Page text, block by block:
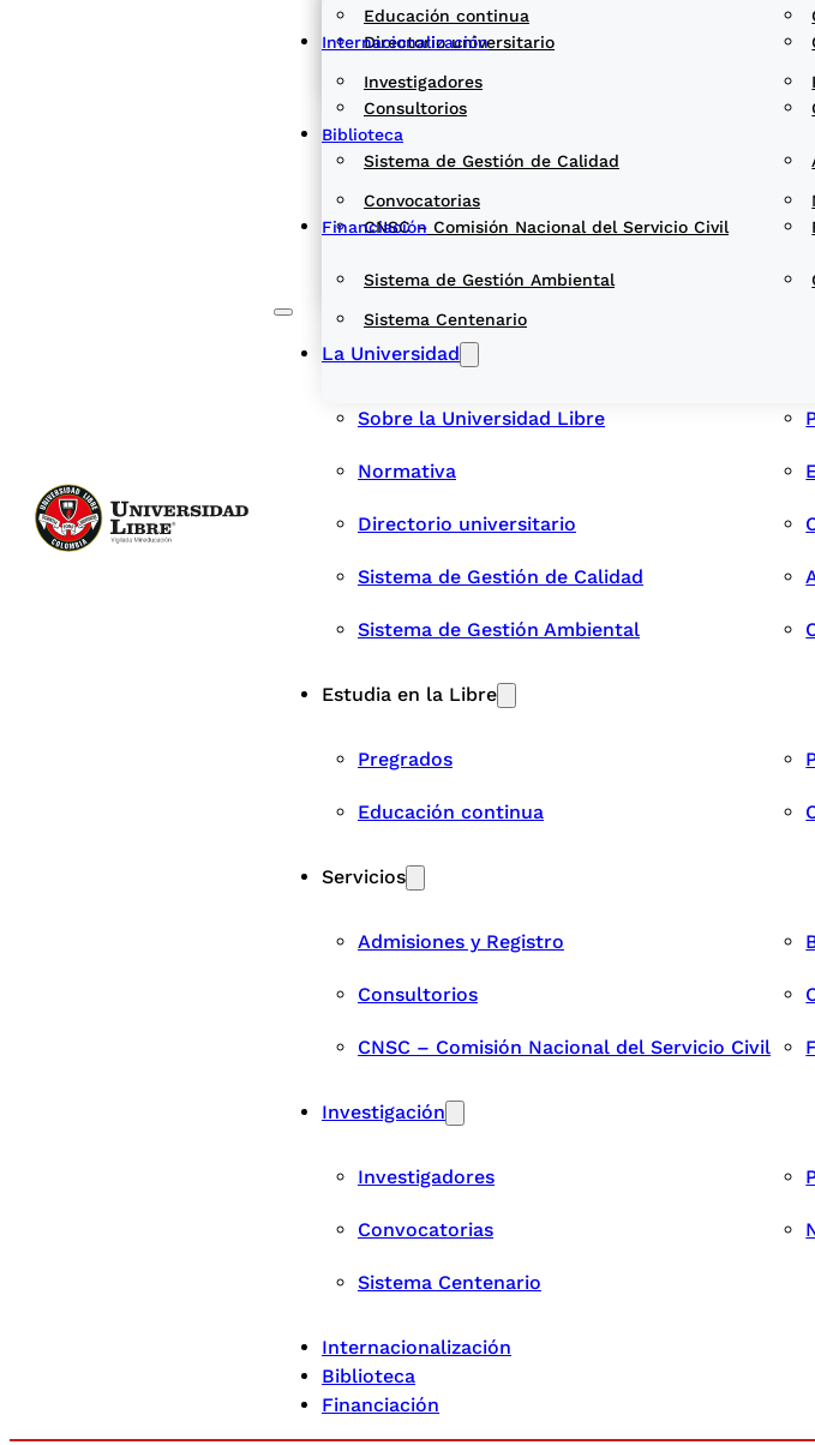
Directorio universitario
Sistema de Gestión de Calidad
Sistema de Gestión Ambiental
Educación continua
Consultorios
CNSC – Comisión Nacional del Servicio Civil
Investigadores
Convocatorias
Sistema Centenario
Internacionalización
Biblioteca
Financiación
La Universidad
Sobre la Universidad Libre
Normativa
Directorio universitario
Sistema de Gestión de Calidad
Sistema de Gestión Ambiental
Estudia en la Libre
Pregrados
Educación continua
Servicios
Admisiones y Registro
Consultorios
CNSC – Comisión Nacional del Servicio Civil
Investigación
Investigadores
Convocatorias
Sistema Centenario
Internacionalización
Biblioteca
Financiación